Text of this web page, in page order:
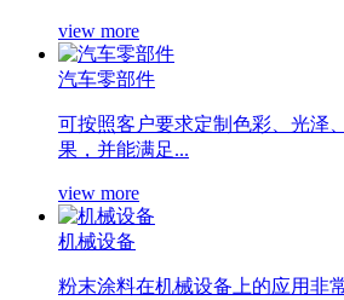
view more
汽车零部件
可按照客户要求定制色彩、光泽
果，并能满足...
view more
机械设备
粉末涂料在机械设备上的应用非